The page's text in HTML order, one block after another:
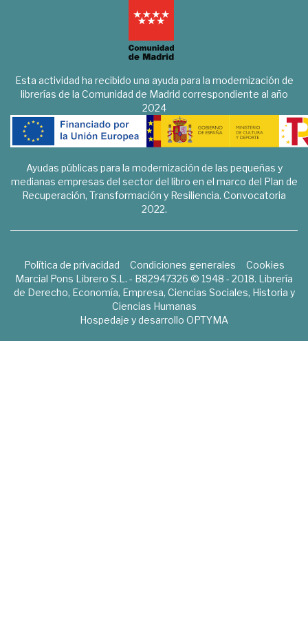
Esta actividad ha recibido una ayuda para la modernización de
librerías de la Comunidad de Madrid correspondiente al año
2024
Ayudas públicas para la modernización de las pequeñas y
medianas empresas del sector del libro en el marco del Plan de
Recuperación, Transformación y Resiliencia. Convocatoria
2022.
Política de privacidad Condiciones generales
Cookies
Marcial Pons Librero S.L. - B82947326 © 1948 - 2018. Librería
de Derecho, Economía, Empresa, Ciencias Sociales, Historia y
Ciencias Humanas
Hospedaje y desarrollo OPTYMA